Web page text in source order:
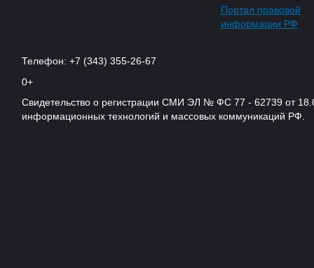
Портал правовой
информации РФ
Телефон: +7 (343) 355-26-67
0+
Свидетельство о регистрации СМИ ЭЛ № ФС 77 - 62739 от
информационных технологий и массовых коммуникаций РФ.